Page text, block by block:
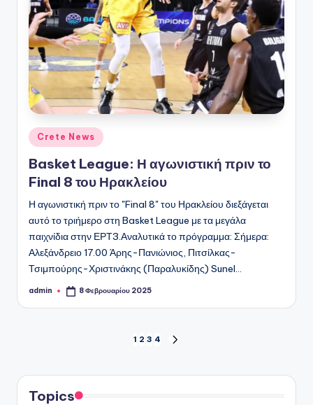
Αναρτήθηκε
σε
Crete News
Basket League: Η αγωνιστική πριν το
Final 8 του Ηρακλείου
Η αγωνιστική πριν το "Final 8" του Ηρακλείου διεξάγεται
αυτό το τριήμερο στη Basket League με τα μεγάλα
παιχνίδια στην ΕΡΤ3.Αναλυτικά το πρόγραμμα: Σήμερα:
Αλεξάνδρειο 17.00 Άρης-Πανιώνιος, Πιτσίλκας-
Τσιμπούρης-Χριστινάκης (Παραλυκίδης) Sunel…
Συγγραφέας:
admin 8 Φεβρουαρίου 2025
Σελιδοποίηση
άρθρων
1 2 3 4
Topics